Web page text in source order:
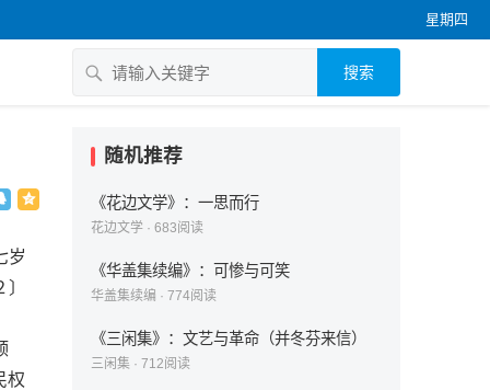
星期四
搜索
岁
权
随机推荐
《花边文学》：一思而行
花边文学 · 683阅读
《华盖集续编》：可惨与可笑
华盖集续编 · 774阅读
《三闲集》：文艺与革命（并冬芬来信）
三闲集 · 712阅读